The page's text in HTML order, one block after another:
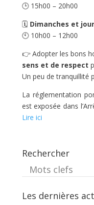
🕒 15h00 – 20h00
🗓️ Dimanches et
🕙 10h00 – 12h00
👉 Adopter les bons
sens et de respect
Un peu de tranquillité
La réglementation
est exposée dans
Lire ici
Rechercher
Les dernières